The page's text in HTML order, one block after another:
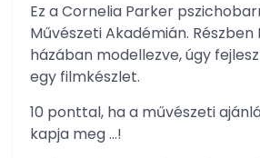
Ez a Cornelia Parker
Művészeti Akadémián.
házában modellezve, úgy
egy filmkészlet.
10 ponttal, ha a művészeti
kapja meg …!